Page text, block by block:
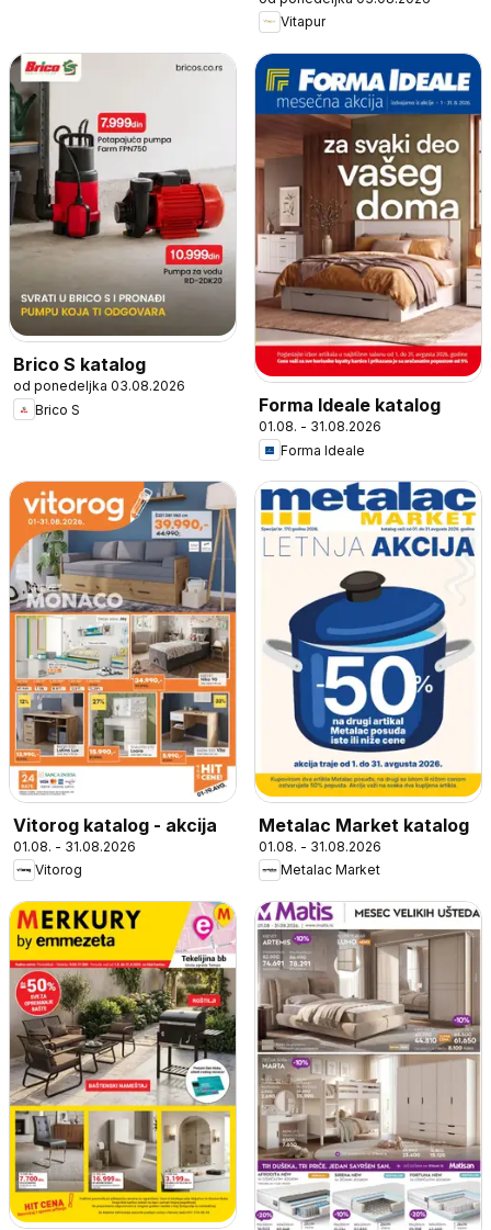
Vitapur
Brico S katalog
od ponedeljka 03.08.2026
Brico S
Forma Ideale katalog
01.08. - 31.08.2026
Forma Ideale
Vitorog katalog - akcija
01.08. - 31.08.2026
Vitorog
Metalac Market katalog
01.08. - 31.08.2026
Metalac Market